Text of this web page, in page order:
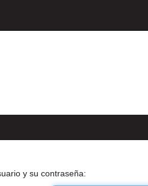
y su contraseña: